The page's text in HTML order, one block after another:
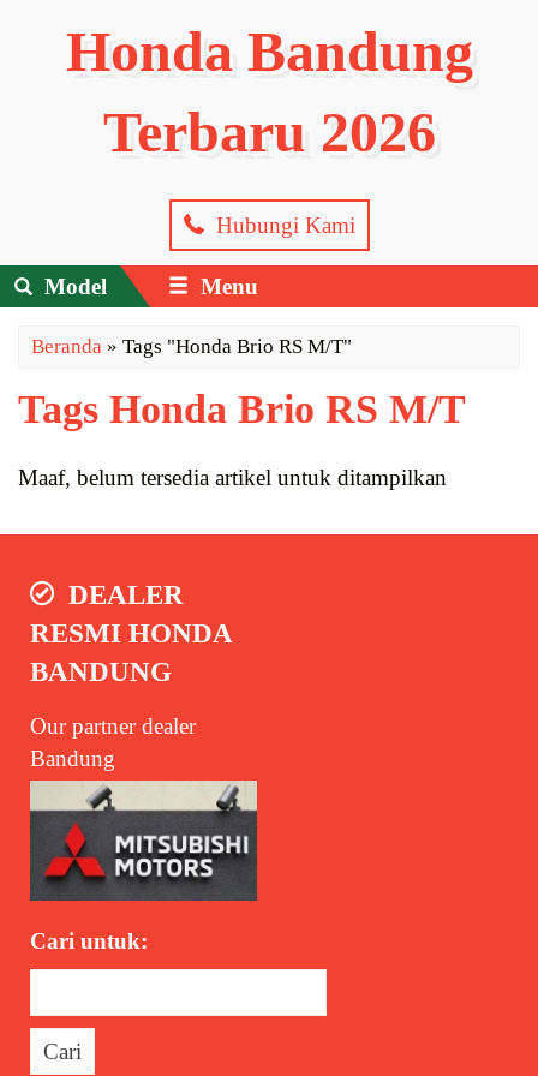
Honda Bandung
Terbaru 2026
Hubungi Kami
Model Menu
Beranda » Tags "Honda Brio RS M/T"
Tags Honda Brio RS M/T
Maaf, belum tersedia artikel untuk ditampilkan
DEALER
RESMI HONDA
BANDUNG
Our partner dealer
Bandung
Cari untuk: